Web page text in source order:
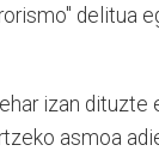
delitua
izan dituzte
asmoa